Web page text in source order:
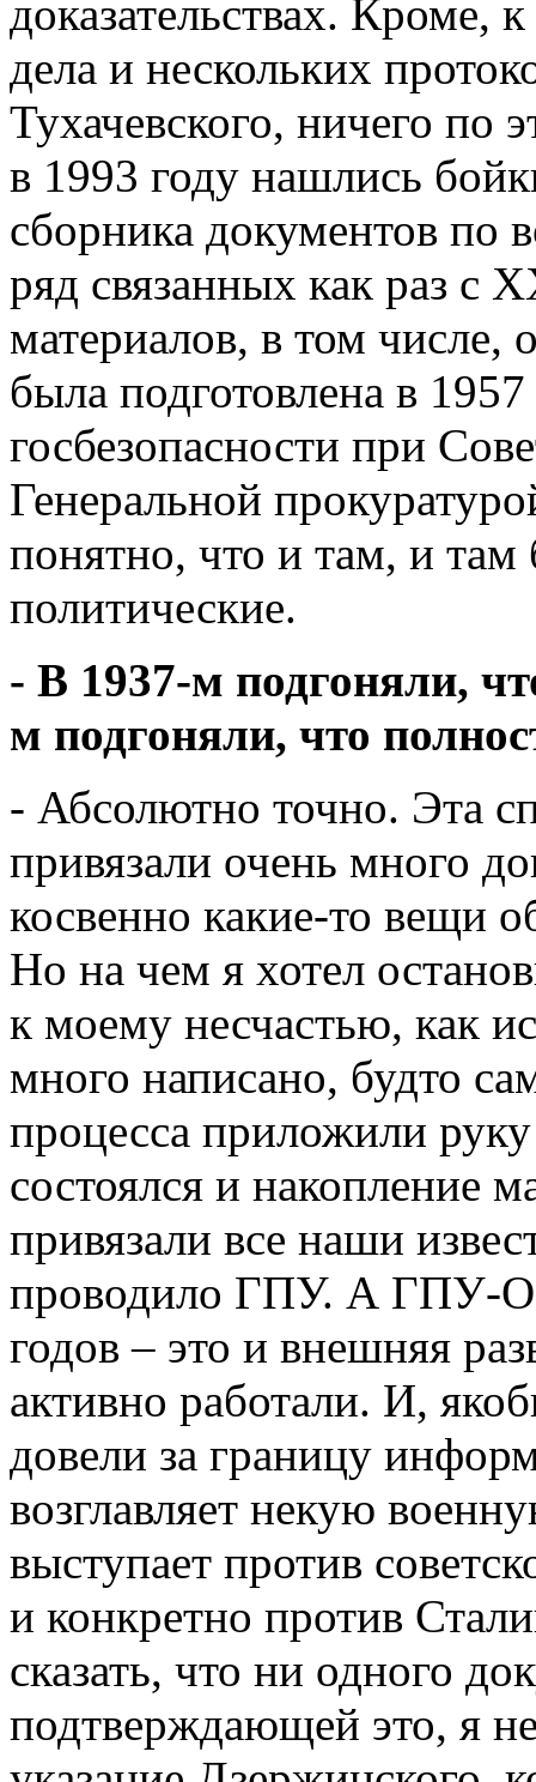
доказательствах. Кроме,
дела и нескольких
Тухачевского, ничего по
в 1993 году нашлись
сборника документов по
ряд связанных как раз с
материалов, в том числе,
была подготовлена в
госбезопасности при
Генеральной
понятно, что и там, и
политические.
- В 1937-м подгоняли,
м подгоняли, что
- Абсолютно точно. Эта
привязали очень много
косвенно какие-то вещи
Но на чем я хотел
к моему несчастью, как
много написано, будто
процесса приложили
состоялся и накопление
привязали все наши
проводило ГПУ. А ГПУ-
годов – это и внешняя
активно работали. И,
довели за границу
возглавляет некую
выступает против
и конкретно против
сказать, что ни одного
подтверждающей это, я